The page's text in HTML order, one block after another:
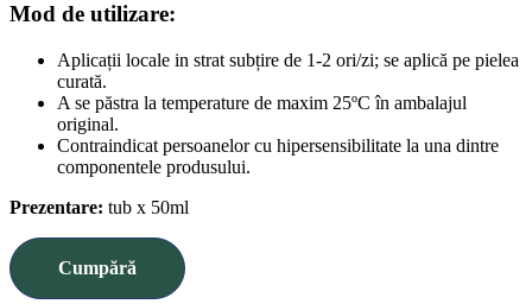
Mod de utilizare:
Aplicații locale in strat subțire de 1-2 ori/zi; se aplică pe pielea
curată.
A se păstra la temperature de maxim 25ºC în ambalajul
original.
Contraindicat persoanelor cu hipersensibilitate la una dintre
componentele produsului.
Prezentare: tub x 50ml
Cumpără